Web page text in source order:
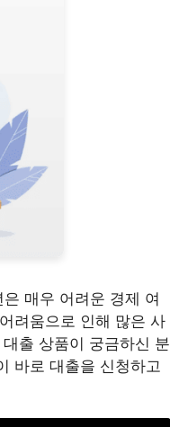
매우 어려운 경제 여
려움으로 인해 많은 사
출 상품이 궁금하신 분
바로 대출을 신청하고